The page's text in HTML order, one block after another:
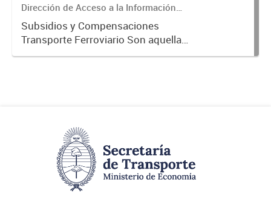
Dirección de Acceso a la Información
Pública y Transparencia
Subsidios y Compensaciones
Transporte Ferroviario Son aquellas
transferencias realizadas por la